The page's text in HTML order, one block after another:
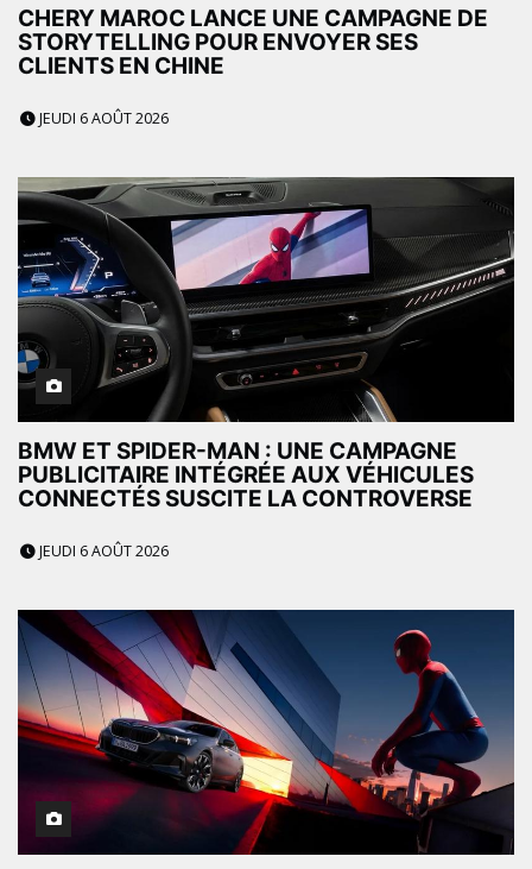
CHERY MAROC LANCE UNE CAMPAGNE DE
STORYTELLING POUR ENVOYER SES
CLIENTS EN CHINE
JEUDI 6 AOÛT 2026
BMW ET SPIDER-MAN : UNE CAMPAGNE
PUBLICITAIRE INTÉGRÉE AUX VÉHICULES
CONNECTÉS SUSCITE LA CONTROVERSE
JEUDI 6 AOÛT 2026